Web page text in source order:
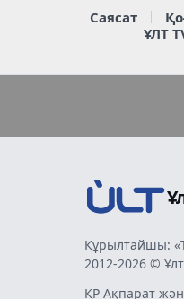
Саясат
ҰЛТ
Құрылтайшы:
2012-2026 ©
ҚР Ақпарат